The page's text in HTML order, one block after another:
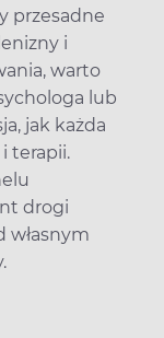
przesadne
i
warto
lub
jak każda
terapii.
drogi
własnym